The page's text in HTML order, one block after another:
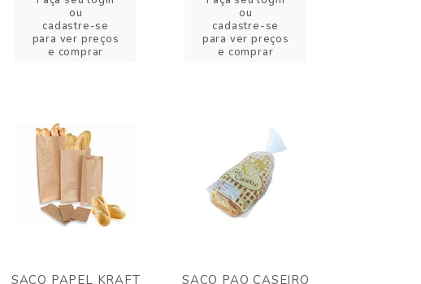
ou
cadastre-se
para ver preços
e comprar
ou
cadastre-se
para ver preços
e comprar
SACO PAPEL KRAFT SACO PAO CASEIRO